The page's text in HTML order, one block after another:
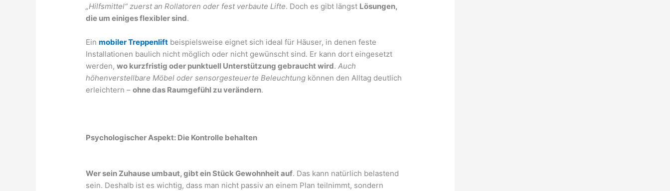
„Hilfsmittel“ zuerst an Rollatoren oder fest verbaute Lifte. Doch es gibt längst Lösungen,
die um einiges flexibler sind.
Einmobiler Treppenlift beispielsweise eignet sich ideal für Häuser, in denen feste
Installationen baulich nicht möglich oder nicht gewünscht sind. Er kann dort eingesetzt
werden,wo kurzfristig oder punktuell Unterstützung gebraucht wird.Auch
höhenverstellbare Möbel oder sensorgesteuerte Beleuchtung können den Alltag deutlich
erleichtern –ohne das Raumgefühl zu verändern.
Psychologischer Aspekt: Die Kontrolle behalten
Wer sein Zuhause umbaut, gibt ein Stück Gewohnheit auf. Das kann natürlich belastend
sein. Deshalb ist es wichtig, dass man nicht passiv an einem Plan teilnimmt, sondern